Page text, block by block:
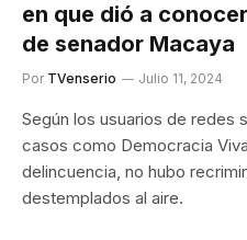
en que dió a
de senador Macaya
Por TVenserio Julio 11, 2024
Según los usuarios de redes
casos como Democracia
delincuencia, no hubo
destemplados al aire.